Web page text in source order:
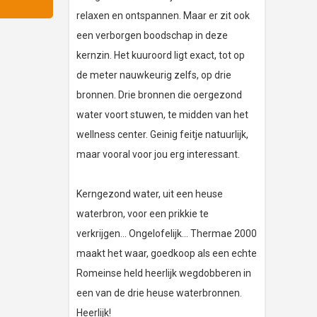
relaxen en ontspannen. Maar er zit ook
een verborgen boodschap in deze
kernzin. Het kuuroord ligt exact, tot op
de meter nauwkeurig zelfs, op drie
bronnen. Drie bronnen die oergezond
water voort stuwen, te midden van het
wellness center. Geinig feitje natuurlijk,
maar vooral voor jou erg interessant.
Kerngezond water, uit een heuse
waterbron, voor een prikkie te
verkrijgen… Ongelofelijk… Thermae 2000
maakt het waar, goedkoop als een echte
Romeinse held heerlijk wegdobberen in
een van de drie heuse waterbronnen.
Heerlijk!